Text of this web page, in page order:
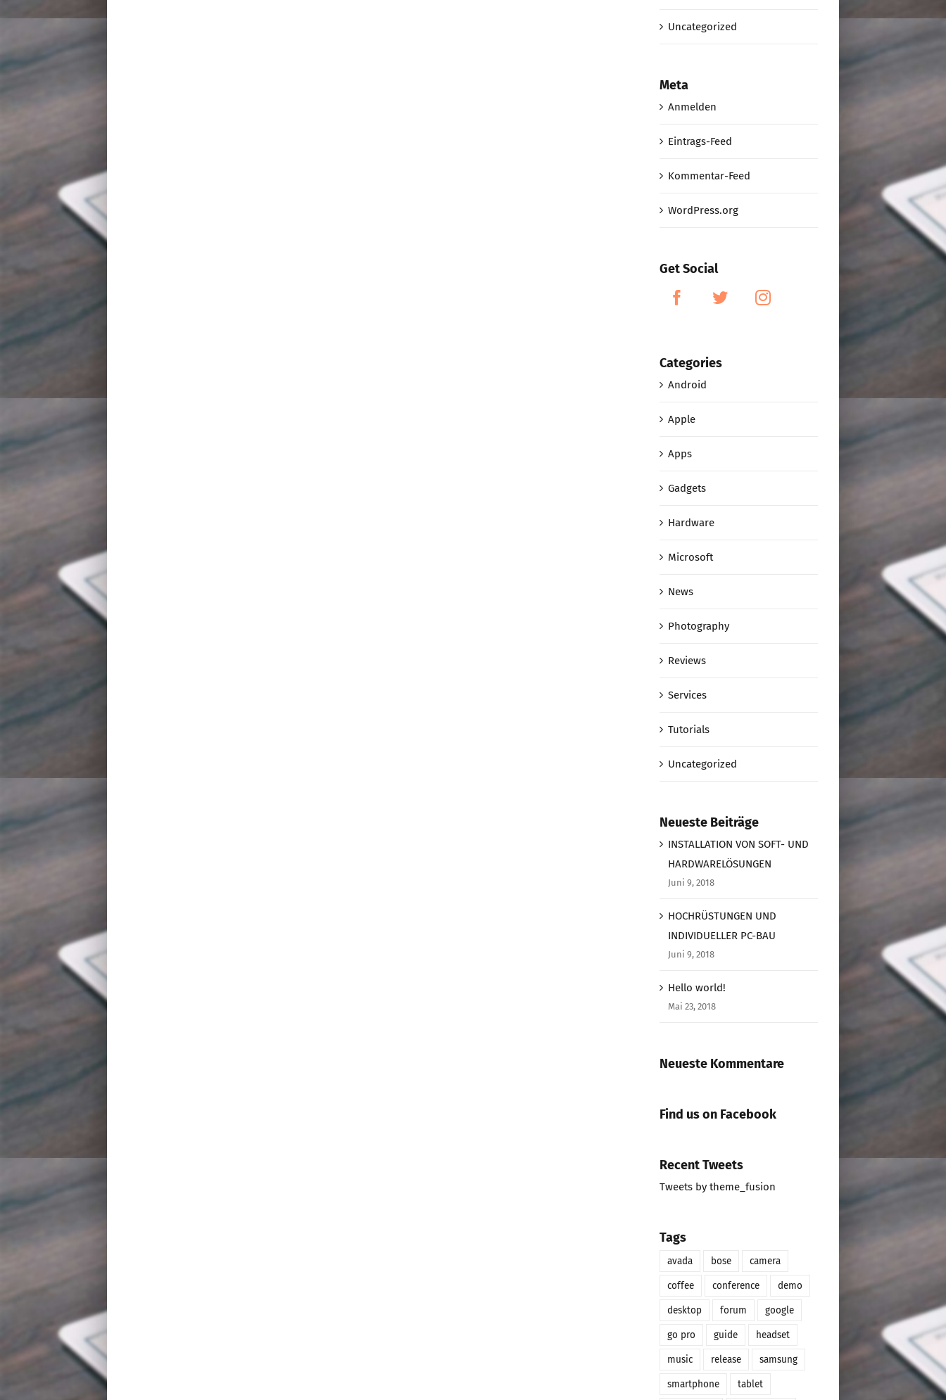
Uncategorized
Meta
Anmelden
Eintrags-Feed
Kommentar-Feed
WordPress.org
Get Social
Categories
Android
Apple
Apps
Gadgets
Hardware
Microsoft
News
Photography
Reviews
Services
Tutorials
Uncategorized
Neueste Beiträge
INSTALLATION VON SOFT- UND
HARDWARELÖSUNGEN
Juni 9, 2018
HOCHRÜSTUNGEN UND
INDIVIDUELLER PC-BAU
Juni 9, 2018
Hello world!
Mai 23, 2018
Neueste Kommentare
Find us on Facebook
Recent Tweets
Tweets by theme_fusion
Tags
avada bose camera
coffee conference demo
desktop forum google
go pro guide headset
music release samsung
smartphone tablet